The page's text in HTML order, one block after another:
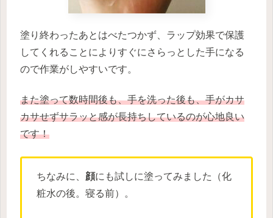
塗り終わったあとはべたつかず、ラップ効果で保護
してくれることによりすぐにさらっとした手になる
ので作業がしやすいです。
また塗って数時間後も、手を洗った後も、手がカサ
カサせずサラッと感が長持ちしているのが心地良い
です！
ちなみに、 顔にも試しに塗ってみました（化
粧水の後。寝る前）。